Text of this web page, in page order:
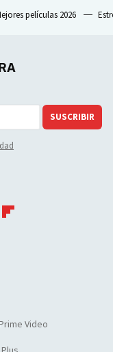
películas 2026
SUSCRIBIR
Video